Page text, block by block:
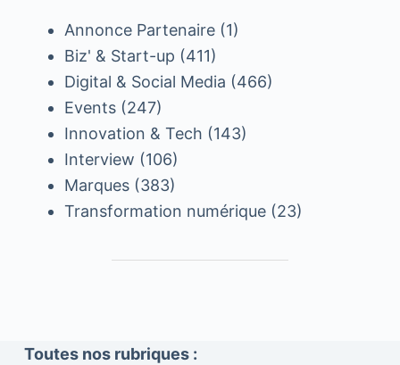
Annonce Partenaire(1)
Biz' & Start-up (411)
Digital & Social Media (466)
Events(247)
Innovation & Tech (143)
Interview (106)
Marques(383)
Transformation numérique(23)
Toutes nos rubriques :